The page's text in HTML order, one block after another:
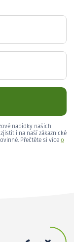
nabídky našich
i na naší zákaznické
Přečtěte si více o